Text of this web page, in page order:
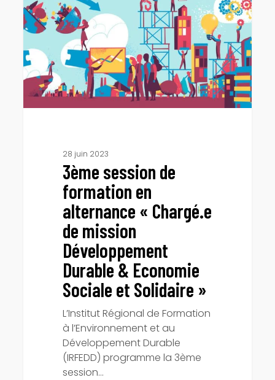
formation
en
alternance
«
Chargé.e
de
mission
Développement
Economie28 juin 2023
3ème session de
formation en
alternance « Chargé.e
de mission
Développement
Durable & Economie
Sociale et Solidaire »
L’Institut Régional de Formation
à l’Environnement et au
Développement Durable
(IRFEDD) programme la 3ème
session…